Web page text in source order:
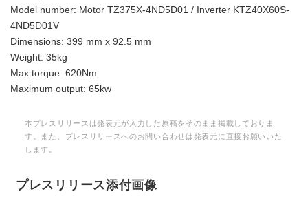
Model number: Motor TZ375X-4ND5D01 / Inverter KTZ40X60S-
4ND5D01V
Dimensions: 399 mm x 92.5 mm
Weight: 35kg
Max torque: 620Nm
Maximum output: 65kw
本プレスリリースは発表元が入力した原稿をそのまま掲載しておりま
す。また、プレスリリースへのお問い合わせは発表元に直接お願いいた
します。
プレスリリース添付画像